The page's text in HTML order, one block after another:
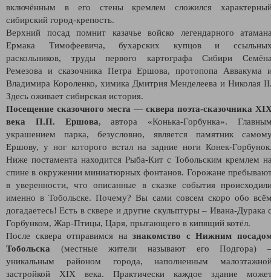
включённым в его стены кремлем сложился
сибирский город-крепость.
Верхний посад помнит казачье войско легендарного
Ермака Тимофеевича, бухарских купцов и
раскольников, труды первого картографа Сибири
Ремезова и сказочника Петра Ершова, протопопа Аввакума
Владимира Короленко, химика Дмитрия Менделеева и Николая
Здесь оживает сибирская история.
Посещение сказочного места — сквера поэта-сказочника
века П.П. Ершова, автора «Конька-Горбунка».
украшением парка, безусловно, является памятник
Ершову, у ног которого встал на задние ноги Конек-
Ниже постамента находится Рыба-Кит с Тобольским кремлем
спине в окружении миниатюрных фонтанов. Горожане
в уверенности, что описанные в сказке события
именно в Тобольске. Почему? Вы сами совсем скоро обо
догадаетесь! Есть в сквере и другие скульптуры – Ивана-Дурака
Горбунком, Жар-Птицы, Царя, прыгающего в кипящий котёл.
После сквера отправимся назнакомство с Нижним
Тобольска (местные жители называют его Подгора)
уникальным районом города, наполненным
застройкой XIX века. Практически каждое здание